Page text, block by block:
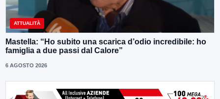
ATTUALITÀ
Mastella: “Ho subito una scarica d’odio incredibile: ho
famiglia a due passi dal Calore”
6 AGOSTO 2026